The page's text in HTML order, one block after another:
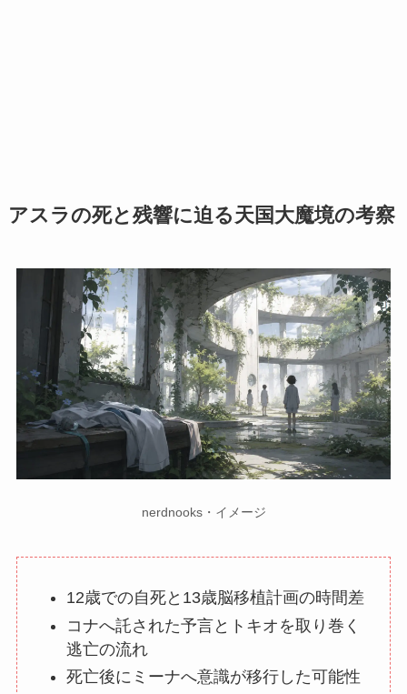
アスラの死と残響に迫る天国大魔境の考察
nerdnooks・イメージ
12歳での自死と13歳脳移植計画の時間差
コナへ託された予言とトキオを取り巻く
逃亡の流れ
死亡後にミーナへ意識が移行した可能性